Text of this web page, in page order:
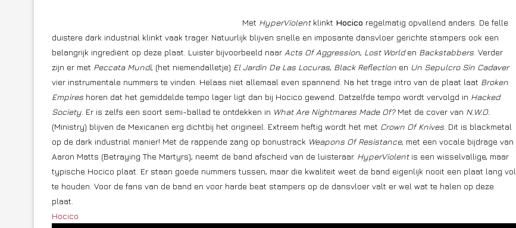
Met HyperViolentklinkt Hocico regelmatig opvallend anders. De felle
duistere dark industrial klinkt vaak trager. Natuurlijk blijven snelle en imposante dansvloer gerichte stampers ook een
belangrijk ingrediënt op deze plaat. Luister bijvoorbeeld naar Acts Of Aggression, Lost Worlden Backstabbers . Verder
zijn er met Peccata Mundi, (het niemendalletje) El Jardin De Las Locuras, Black Reflection en Un Sepulcro Sin Cadaver
vier instrumentale nummers te vinden. Helaas niet allemaal even spannend. Na het trage intro van de plaat laat Broken
Empires horen dat het gemiddelde tempo lager ligt dan bij Hocico gewend. Datzelfde tempo wordt vervolgd in Hacked
Society . Er is zelfs een soort semi-ballad te ontdekken in What Are Nightmares Made Of?Met de cover van N.W.O.
(Ministry) blijven de Mexicanen erg dichtbij het origineel. Extreem heftig wordt het met Crown Of Knives . Dit is blackmetal
op de dark industrial manier! Met de rappende zang op bonustrack Weapons Of Resistance, met een vocale bijdrage van
Aaron Matts (Betraying The Martyrs), neemt de band afscheid van de luisteraar. HyperViolentis een wisselvallige, maar
typische Hocico plaat. Er staan goede nummers tussen, maar die kwaliteit weet de band eigenlijk nooit een plaat lang vol
te houden. Voor de fans van de band en voor harde beat stampers op de dansvloer valt er wel wat te halen op deze
plaat.
Hocico